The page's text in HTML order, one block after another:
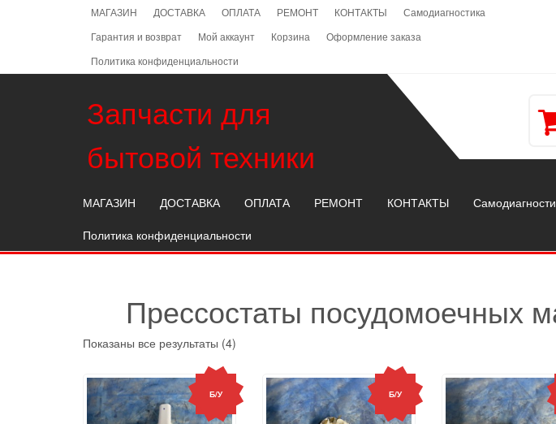
МАГАЗИН ДОСТАВКА ОПЛАТА РЕМОНТ КОНТАКТЫ
Самодиагностика
Гарантия и возврат
Мой аккаунт Корзина
Оформление заказа
Политика конфиденциальности
Запчасти для
бытовой техники
МАГАЗИН ДОСТАВКА ОПЛАТА РЕМОНТ КОНТАКТЫ
Политика конфиденциальности
Прессостаты посудомоечных
Показаны все результаты (4)
Б/У Б/У